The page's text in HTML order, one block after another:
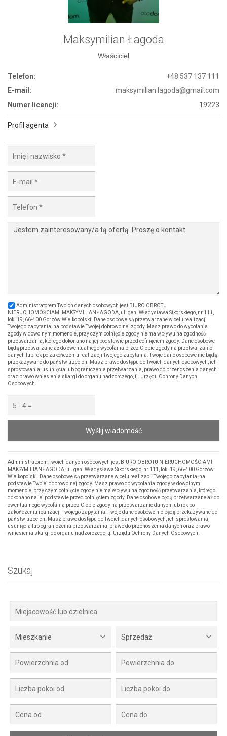
Maksymilian Łagoda
Właściciel
Telefon:
+48 537 137 111
E-mail:
maksymilian.lagoda@gmail.com
Numer licencji:
19223
Profil agenta
Administratorem Twoich danych osobowych jest BIURO OBROTU
NIERUCHOMOŚCIAMI MAKSYMILIAN ŁAGODA, ul. gen. Władysława Sikorskiego, nr 111,
lok. 19, 66-400 Gorzów Wielkopolski. Dane osobowe są przetwarzane w celu realizacji
Twojego zapytania, na podstawie Twojej dobrowolnej zgody. Masz prawo do wycofania
zgody w dowolnym momencie, przy czym cofnięcie zgody nie ma wpływu na zgodność
przetwarzania, którego dokonano na jej podstawie przed cofnięciem zgody. Dane osobowe
będą przetwarzane aż do ewentualnego wycofania przez Ciebie zgody na przetwarzanie
danych lub rok po zakończeniu realizacji Twojego zapytania. Twoje dane osobowe nie będą
przekazywane do państw trzecich. Masz prawo dostępu do Twoich danych osobowych, ich
sprostowania, usunięcia lub ograniczenia przetwarzania, prawo do przenoszenia danych
oraz prawo wniesienia skargi do organu nadzorczego, tj. Urzędu Ochrony Danych
Osobowych
Wyślij wiadomość
Administratorem Twoich danych osobowych jest BIURO OBROTU NIERUCHOMOŚCIAMI
MAKSYMILIAN ŁAGODA, ul. gen. Władysława Sikorskiego, nr 111, lok. 19, 66-400 Gorzów
Wielkopolski. Dane osobowe są przetwarzane w celu realizacji Twojego zapytania, na
podstawie Twojej dobrowolnej zgody. Masz prawo do wycofania zgody w dowolnym
momencie, przy czym cofnięcie zgody nie ma wpływu na zgodność przetwarzania, którego
dokonano na jej podstawie przed cofnięciem zgody. Dane osobowe będą przetwarzane aż do
ewentualnego wycofania przez Ciebie zgody na przetwarzanie danych lub rok po
zakończeniu realizacji Twojego zapytania. Twoje dane osobowe nie będą przekazywane do
państw trzecich. Masz prawo dostępu do Twoich danych osobowych, ich sprostowania,
usunięcia lub ograniczenia przetwarzania, prawo do przenoszenia danych oraz prawo
wniesienia skargi do organu nadzorczego, tj. Urzędu Ochrony Danych Osobowych.
Szukaj
Mieszkanie Sprzedaż